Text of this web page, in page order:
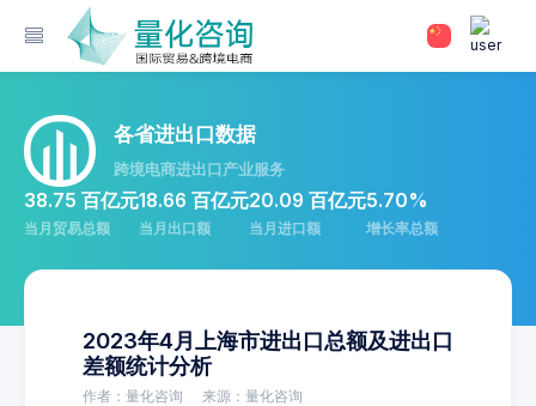
各省进出口数据
跨境电商进出口产业服务
38.75 百亿元
当月贸易总额
18.66 百亿元
当月出口额
20.09 百亿元
当月进口额
5.70%
增长率总额
2023年4月上海市进出口总额及进出口
差额统计分析
作者：量化咨询 来源：量化咨询